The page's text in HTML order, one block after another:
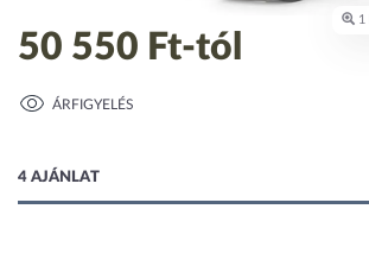
50 550 Ft-tól
ÁRFIGYELÉS
4 AJÁNLAT